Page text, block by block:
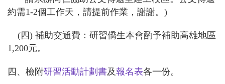
約需1-2個工作天，請提前作業，謝謝。 )
(四) 補助交通費：研習僑生本會酌予補助高雄地區
1,200元。
四、檢附研習活動計劃書及報名表各一份。